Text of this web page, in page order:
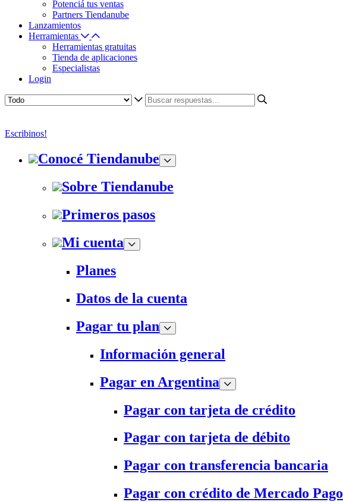
Potenciá tus ventas
Partners Tiendanube
Lanzamientos
Herramientas
Herramientas gratuitas
Tienda de aplicaciones
Especialistas
Login
Escribinos!
Conocé Tiendanube
Sobre Tiendanube
Primeros pasos
Mi cuenta
Planes
Datos de la cuenta
Pagar tu plan
Información general
Pagar en Argentina
Pagar con tarjeta de crédito
Pagar con tarjeta de débito
Pagar con transferencia bancaria
Pagar con crédito de Mercado Pago